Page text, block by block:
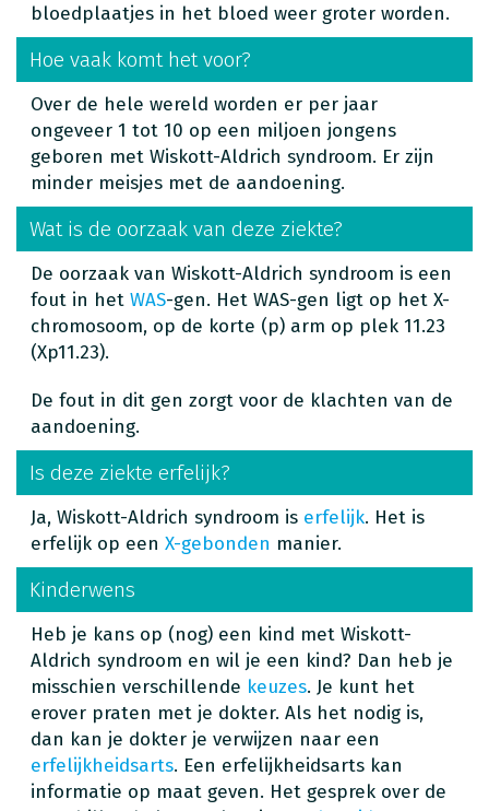
bloedplaatjes in het bloed weer groter worden.
Hoe vaak komt het voor?
Over de hele wereld worden er per jaar
ongeveer 1 tot 10 op een miljoen jongens
geboren met Wiskott-Aldrich syndroom. Er zijn
minder meisjes met de aandoening.
Wat is de oorzaak van deze ziekte?
De oorzaak van Wiskott-Aldrich syndroom is een
fout in het WAS-gen. Het WAS-gen ligt op het X-
chromosoom, op de korte (p) arm op plek 11.23
(Xp11.23).
De fout in dit gen zorgt voor de klachten van de
aandoening.
Is deze ziekte erfelijk?
Ja, Wiskott-Aldrich syndroom is erfelijk. Het is
erfelijk op een X-gebonden manier.
Kinderwens
Heb je kans op (nog) een kind met Wiskott-
Aldrich syndroom en wil je een kind? Dan heb je
misschien verschillende keuzes. Je kunt het
erover praten met je dokter. Als het nodig is,
dan kan je dokter je verwijzen naar een
erfelijkheidsarts. Een erfelijkheidsarts kan
informatie op maat geven. Het gesprek over de